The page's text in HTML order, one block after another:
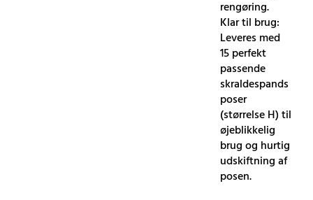
rengøring.
Klar til brug:
Leveres med
15 perfekt
passende
skraldespands
poser
(størrelse H) til
øjeblikkelig
brug og hurtig
udskiftning af
posen.